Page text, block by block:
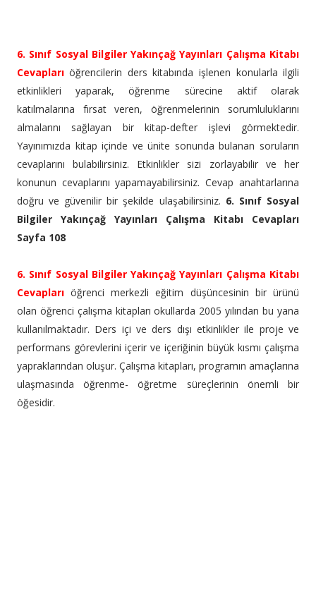
6. Sınıf Sosyal Bilgiler Yakınçağ Yayınları Çalışma Kitabı
Cevaplarıöğrencilerin ders kitabında işlenen konularla ilgili
etkinlikleri yaparak, öğrenme sürecine aktif olarak
katılmalarına fırsat veren, öğrenmelerinin sorumluluklarını
almalarını sağlayan bir kitap-defter işlevi görmektedir.
Yayınımızda kitap içinde ve ünite sonunda bulanan soruların
cevaplarını bulabilirsiniz. Etkinlikler sizi zorlayabilir ve her
konunun cevaplarını yapamayabilirsiniz. Cevap anahtarlarına
doğru ve güvenilir bir şekilde ulaşabilirsiniz. 6. Sınıf Sosyal
Bilgiler Yakınçağ Yayınları Çalışma Kitabı Cevapları
Sayfa 108
6. Sınıf Sosyal Bilgiler Yakınçağ Yayınları Çalışma Kitabı
Cevaplarıöğrenci merkezli eğitim düşüncesinin bir ürünü
olan öğrenci çalışma kitapları okullarda 2005 yılından bu yana
kullanılmaktadır. Ders içi ve ders dışı etkinlikler ile proje ve
performans görevlerini içerir ve içeriğinin büyük kısmı çalışma
yapraklarından oluşur. Çalışma kitapları, programın amaçlarına
ulaşmasında öğrenme- öğretme süreçlerinin önemli bir
öğesidir.